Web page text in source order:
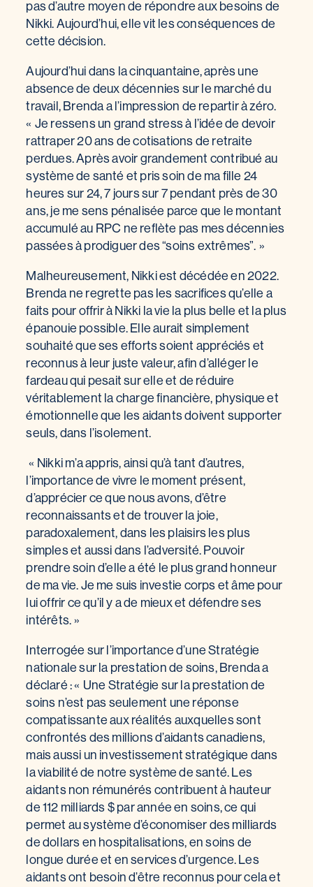
pas d’autre moyen de répondre aux besoins de
Nikki. Aujourd’hui, elle vit les conséquences de
cette décision.
Aujourd’hui dans la cinquantaine, après une
absence de deux décennies sur le marché du
travail, Brenda a l’impression de repartir à zéro.
« Je ressens un grand stress à l’idée de devoir
rattraper 20 ans de cotisations de retraite
perdues. Après avoir grandement contribué au
système de santé et pris soin de ma fille 24
heures sur 24, 7 jours sur 7 pendant près de 30
ans, je me sens pénalisée parce que le montant
accumulé au RPC ne reflète pas mes décennies
passées à prodiguer des “soins extrêmes”. »
Malheureusement, Nikki est décédée en 2022.
Brenda ne regrette pas les sacrifices qu’elle a
faits pour offrir à Nikki la vie la plus belle et la plus
épanouie possible. Elle aurait simplement
souhaité que ses efforts soient appréciés et
reconnus à leur juste valeur, afin d’alléger le
fardeau qui pesait sur elle et de réduire
véritablement la charge financière, physique et
émotionnelle que les aidants doivent supporter
seuls, dans l’isolement.
« Nikki m’a appris, ainsi qu’à tant d’autres,
l’importance de vivre le moment présent,
d’apprécier ce que nous avons, d’être
reconnaissants et de trouver la joie,
paradoxalement, dans les plaisirs les plus
simples et aussi dans l’adversité. Pouvoir
prendre soin d’elle a été le plus grand honneur
de ma vie. Je me suis investie corps et âme pour
lui offrir ce qu’il y a de mieux et défendre ses
intérêts. »
Interrogée sur l’importance d’une Stratégie
nationale sur la prestation de soins, Brenda a
déclaré : « Une Stratégie sur la prestation de
soins n’est pas seulement une réponse
compatissante aux réalités auxquelles sont
confrontés des millions d’aidants canadiens,
mais aussi un investissement stratégique dans
la viabilité de notre système de santé. Les
aidants non rémunérés contribuent à hauteur
de 112 milliards $ par année en soins, ce qui
permet au système d’économiser des milliards
de dollars en hospitalisations, en soins de
longue durée et en services d’urgence. Les
aidants ont besoin d’être reconnus pour cela et